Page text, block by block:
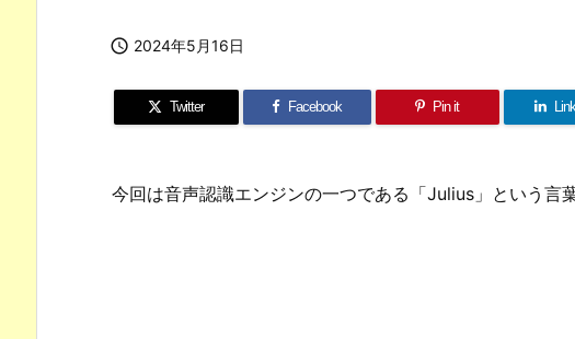
 2024年5月16日
Twitter Facebook Pin it
今回は音声認識エンジンの一つである「Julius」という言